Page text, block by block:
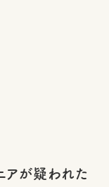
が疑われた